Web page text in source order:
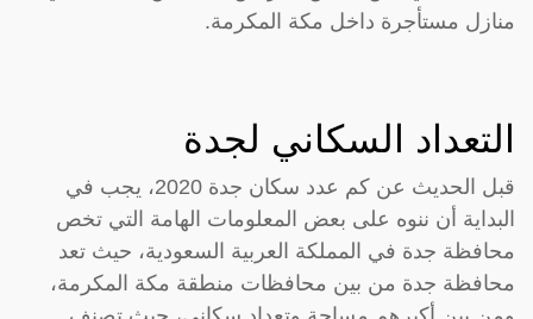
منازل مستأجرة داخل مكة المكرمة.
التعداد السكاني لجدة
قبل الحديث عن كم عدد سكان جدة 2020، يجب في
البداية أن ننوه على بعض المعلومات الهامة التي تخص
محافظة جدة في المملكة العربية السعودية، حيث تعد
محافظة جدة من بين محافظات منطقة مكة المكرمة،